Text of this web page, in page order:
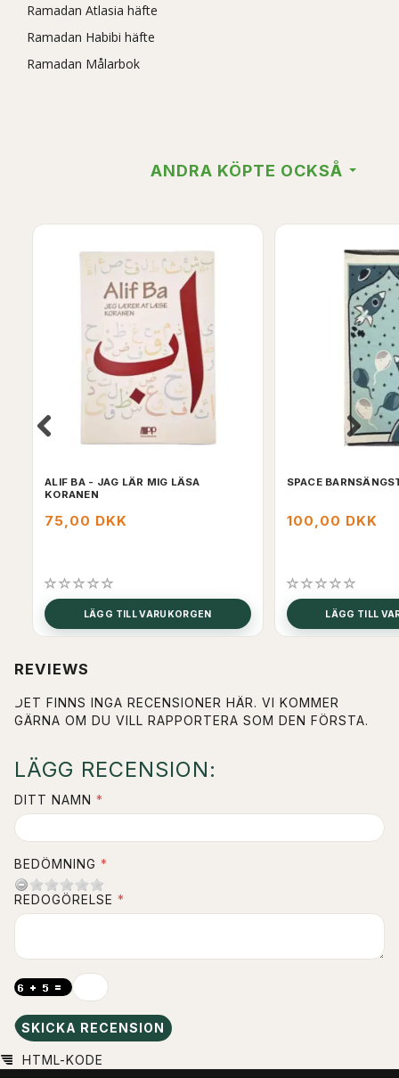
Ramadan Atlasia häfte
Ramadan Habibi häfte
Ramadan Målarbok
ANDRA KÖPTE OCKSÅ
ALIF BA - JAG LÄR MIG LÄSA
KORANEN
75,00 DKK
LÄGG TILL VARUKORGEN
SPACE
100,00 DKK
LÄGG TILL
REVIEWS
DET FINNS INGA RECENSIONER HÄR. VI KOMMER
GÄRNA OM DU VILL RAPPORTERA SOM DEN FÖRSTA.
LÄGG RECENSION:
DITT NAMN
BEDÖMNING
REDOGÖRELSE
SKICKA RECENSION
HTML-KODE